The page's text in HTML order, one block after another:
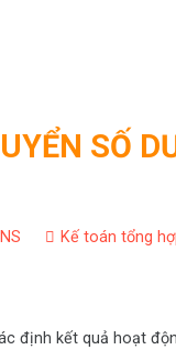
SỐ
Kế toán tổng
định kết quả hoạt